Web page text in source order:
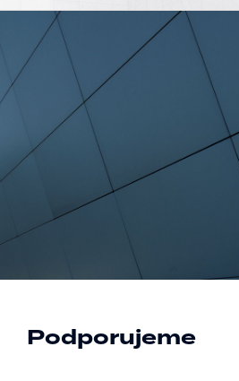
Podporujeme